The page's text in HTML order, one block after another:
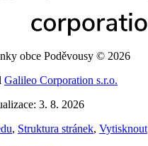
obce Poděvousy © 2026
Galileo Corporation s.r.o.
3. 8. 2026
, Struktura stránek, Vytisknout